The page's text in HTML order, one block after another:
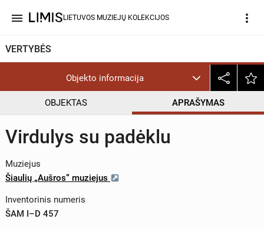
menu LIETUVOS MUZIEJŲ KOLEKCIJOS more_vert
VERTYBĖS
Objekto informacija
OBJEKTAS APRAŠYMAS
Virdulys su padėklu
Muziejus
Šiaulių „Aušros“ muziejus
Inventorinis numeris
ŠAM I–D 457